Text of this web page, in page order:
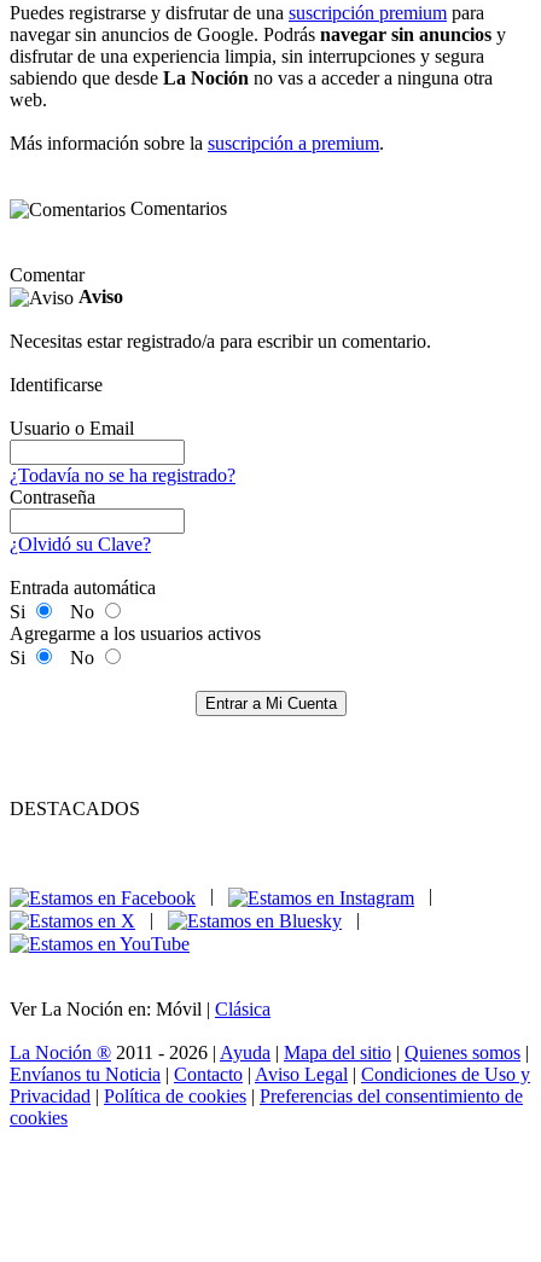
Puedes registrarse y disfrutar de una suscripción premium para
navegar sin anuncios de Google. Podrás navegar sin anuncios y
disfrutar de una experiencia limpia, sin interrupciones y segura
sabiendo que desde La Noción no vas a acceder a ninguna otra
web.
Más información sobre la suscripción a premium.
Comentarios
Comentar
Aviso
Necesitas estar registrado/a para escribir un comentario.
Identificarse
Usuario o Email
¿Todavía no se ha registrado?
Contraseña
¿Olvidó su Clave?
Entrada automática
Si
No
Agregarme a los usuarios activos
Si
No
Entrar a Mi Cuenta
DESTACADOS
|
|
Ver La Noción en: Móvil | Clásica
La Noción ® 2011 - 2026 | Ayuda | Mapa del sitio | Quienes somos |
Envíanos tu Noticia | Contacto | Aviso Legal | Condiciones de Uso y
Privacidad | Política de cookies | Preferencias del consentimiento de
cookies